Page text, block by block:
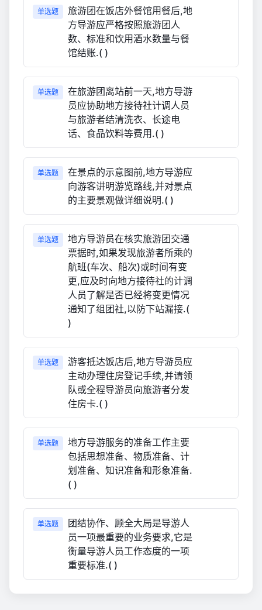
单选题
旅游团在饭店外餐馆用餐后,地
方导游应严格按照旅游团人
数、标准和饮用酒水数量与餐
馆结账.( )
单选题
在旅游团离站前一天,地方导游
员应协助地方接待社计调人员
与旅游者结清洗衣、长途电
话、食品饮料等费用.( )
单选题
在景点的示意图前,地方导游应
向游客讲明游览路线,并对景点
的主要景观做详细说明.( )
单选题
地方导游员在核实旅游团交通
票据时,如果发现旅游者所乘的
航班(车次、船次)或时间有变
更,应及时向地方接待社的计调
人员了解是否已经将变更情况
通知了组团社,以防下站漏接.(
)
单选题
游客抵达饭店后,地方导游员应
主动办理住房登记手续,并请领
队或全程导游员向旅游者分发
住房卡.( )
单选题
地方导游服务的准备工作主要
包括思想准备、物质准备、计
划准备、知识准备和形象准备.
( )
单选题
团结协作、顾全大局是导游人
员一项最重要的业务要求,它是
衡量导游人员工作态度的一项
重要标准.( )